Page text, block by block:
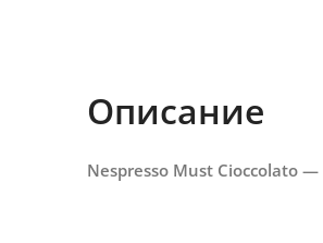
Описание
Nespresso Must Cioccolato —